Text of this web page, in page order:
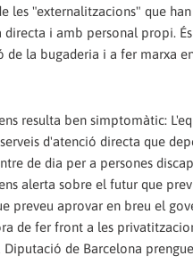
les "externalitzacions" que
i amb personal propi.
la bugaderia i a fer marxa
resulta ben simptomàtic:
d'atenció directa que
de dia per a persones
alerta sobre el futur que
preveu aprovar en breu el
de fer front a les
de Barcelona